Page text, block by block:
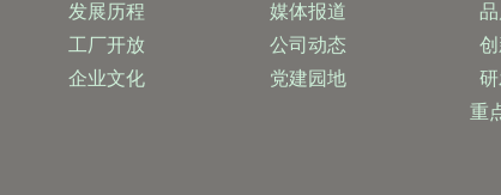
发展历程
工厂开放
企业文化
媒体报道
公司动态
党建园地
重